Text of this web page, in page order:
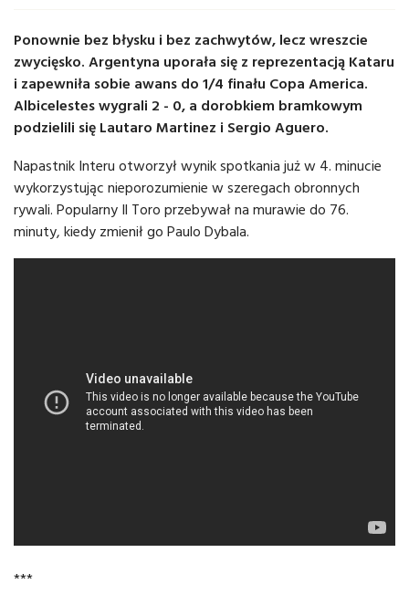
Ponownie bez błysku i bez zachwytów, lecz wreszcie
zwycięsko. Argentyna uporała się z reprezentacją Kataru
i zapewniła sobie awans do 1/4 finału Copa America.
Albicelestes wygrali 2 - 0, a dorobkiem bramkowym
podzielili się Lautaro Martinez i Sergio Aguero.
Napastnik Interu otworzył wynik spotkania już w 4. minucie
wykorzystując nieporozumienie w szeregach obronnych
rywali. Popularny Il Toro przebywał na murawie do 76.
minuty, kiedy zmienił go Paulo Dybala.
***